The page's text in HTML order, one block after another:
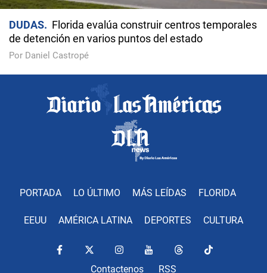
DUDAS
Florida evalúa construir centros temporales
de detención en varios puntos del estado
Por Daniel Castropé
PORTADA LO ÚLTIMO MÁS LEÍDAS FLORIDA
EEUU AMÉRICA LATINA DEPORTES CULTURA
Contactenos RSS